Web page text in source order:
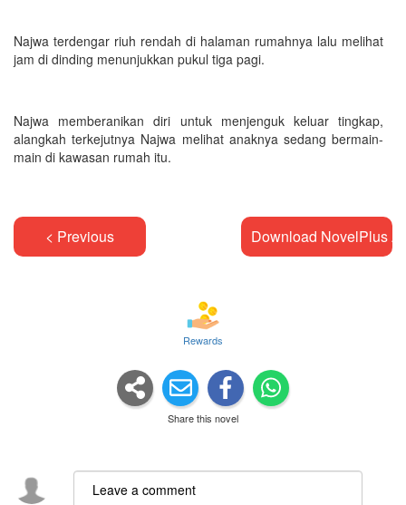
Najwa terdengar riuh rendah di halaman rumahnya lalu melihat
jam di dinding menunjukkan pukul tiga pagi.
Najwa memberanikan diri untuk menjenguk keluar tingkap,
alangkah terkejutnya Najwa melihat anaknya sedang bermain-
main di kawasan rumah itu.
< Previous Download NovelPlus
Rewards
Share this novel